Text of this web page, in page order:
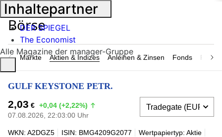
Märkte Aktien & Indizes Anleihen & Zinsen Fonds
GULF KEYSTONE PETR.
2,03 € +0,04 (+2,22%)
07.08.2026, 22:03:00 Uhr
WKN: A2DGZ5 ISIN: BMG4209G2077
Wertpapiertyp: Aktie
Inhaltepartner
DER SPIEGEL
The Economist
Alle Magazine der manager-Gruppe